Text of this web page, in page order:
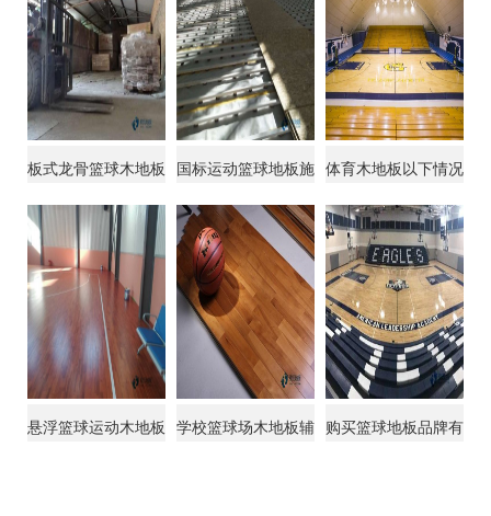
板式龙骨篮球木地板
国标运动篮球地板施 体育木地板以下情况
悬浮篮球运动木地板 学校篮球场木地板辅 购买篮球地板品牌有